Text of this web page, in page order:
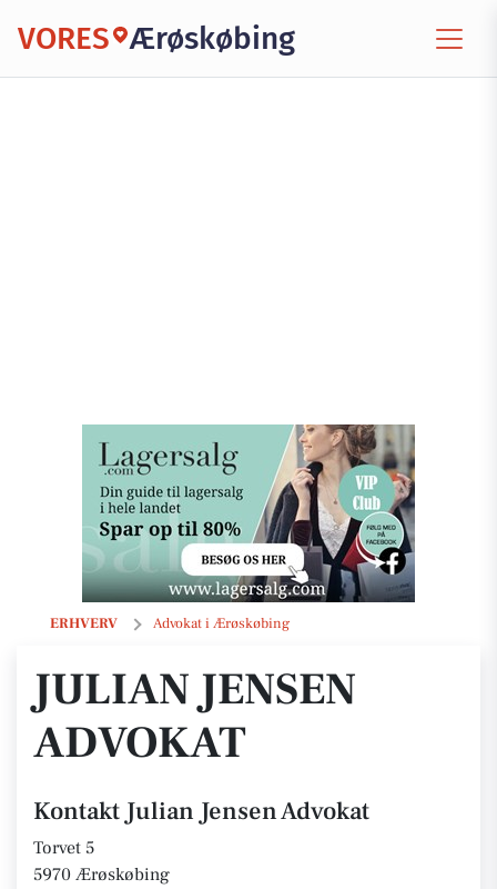
VORES Ærøskøbing
ERHVERV Advokat i Ærøskøbing
Julian Jensen Advokat
JULIAN JENSEN
ADVOKAT
Kontakt Julian Jensen Advokat
Torvet 5
5970 Ærøskøbing